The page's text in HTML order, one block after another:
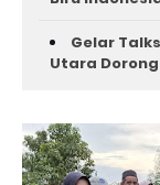
Gelar
Utara